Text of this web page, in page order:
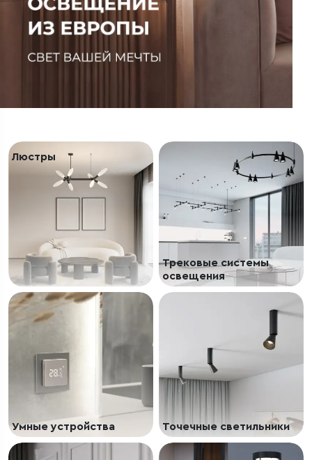
Люстры
Трековые системы
освещения
Умные устройства Точечные светильники